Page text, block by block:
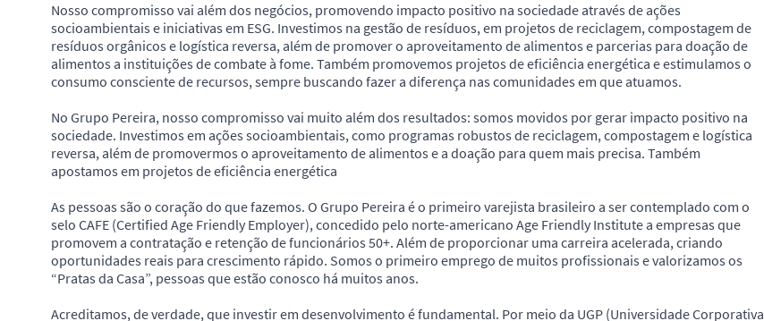
Nosso compromisso vai além dos negócios, promovendo impacto positivo na sociedade através de ações
socioambientais e iniciativas em ESG. Investimos na gestão de resíduos, em projetos de reciclagem, compostagem de
resíduos orgânicos e logística reversa, além de promover o aproveitamento de alimentos e parcerias para doação de
alimentos a instituições de combate à fome. Também promovemos projetos de eficiência energética e estimulamos o
consumo consciente de recursos, sempre buscando fazer a diferença nas comunidades em que atuamos.
No Grupo Pereira, nosso compromisso vai muito além dos resultados: somos movidos por gerar impacto positivo na
sociedade. Investimos em ações socioambientais, como programas robustos de reciclagem, compostagem e logística
reversa, além de promovermos o aproveitamento de alimentos e a doação para quem mais precisa. Também
apostamos em projetos de eficiência energética
As pessoas são o coração do que fazemos. O Grupo Pereira é o primeiro varejista brasileiro a ser contemplado com o
selo CAFE (Certified Age Friendly Employer), concedido pelo norte-americano Age Friendly Institute a empresas que
promovem a contratação e retenção de funcionários 50+. Além de proporcionar uma carreira acelerada, criando
oportunidades reais para crescimento rápido. Somos o primeiro emprego de muitos profissionais e valorizamos os
“Pratas da Casa”, pessoas que estão conosco há muitos anos.
Acreditamos, de verdade, que investir em desenvolvimento é fundamental. Por meio da UGP (Universidade Corporativa